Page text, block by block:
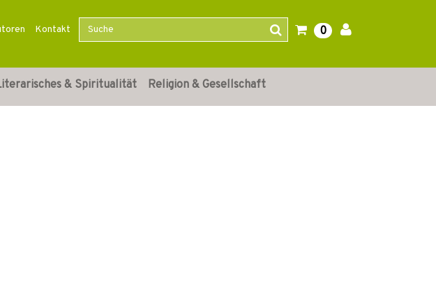
Kontakt 0
& Spiritualität Religion & Gesellschaft